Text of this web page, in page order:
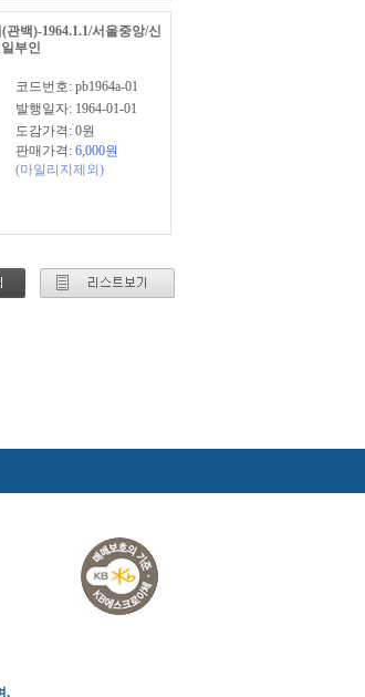
관백)-1964.1.1/서울중앙/신
부인
코드번호: pb1964a-01
발행일자: 1964-01-01
도감가격: 0원
판매가격: 6,000원
(마일리지제외)
,